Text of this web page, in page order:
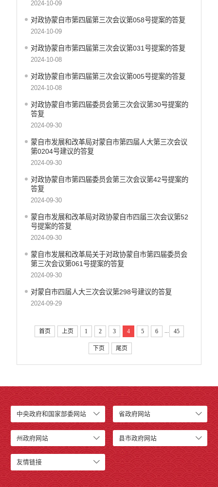
2024-10-09
对政协蒙自市第四届第三次会议第058号提案的答复
2024-10-09
对政协蒙自市第四届第三次会议第031号提案的答复
2024-10-08
对政协蒙自市第四届第三次会议第005号提案的答复
2024-10-08
对政协蒙自市第四届委员会第三次会议第30号提案的
答复
2024-09-30
蒙自市发展和改革局对蒙自市第四届人大第三次会议
第0204号建议的答复
2024-09-30
对政协蒙自市第四届委员会第三次会议第42号提案的
答复
2024-09-30
蒙自市发展和改革局对政协蒙自市四届三次会议第52
号提案的答复
2024-09-30
蒙自市发展和改革局关于对政协蒙自市第四届委员会
第三次会议第061号提案的答复
2024-09-30
对蒙自市四届人大三次会议第298号建议的答复
2024-09-29
首页 上页 1 2 3 4 5 6 ... 45
下页 尾页
中央政府和国家部委网站 省政府网站
州政府网站 县市政府网站
友情链接